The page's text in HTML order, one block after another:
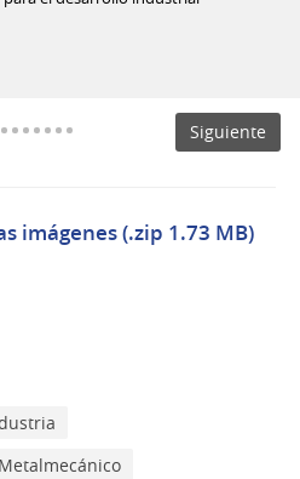
Siguiente
imágenes (.zip 1.73 MB)
Metalmecánico